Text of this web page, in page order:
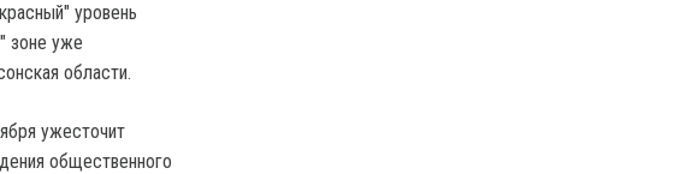
уровень
зоне уже
области.
ужесточит
общественного